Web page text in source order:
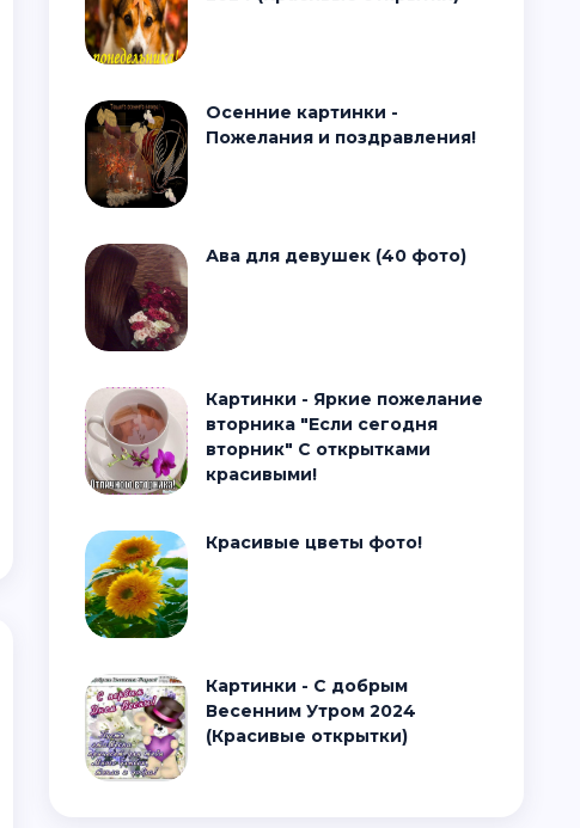
Осенние картинки -
Пожелания и поздравления!
Ава для девушек (40 фото)
Картинки - Яркие пожелание
вторника "Если сегодня
вторник" С открытками
красивыми!
Красивые цветы фото!
Картинки - С добрым
Весенним Утром 2024
(Красивые открытки)